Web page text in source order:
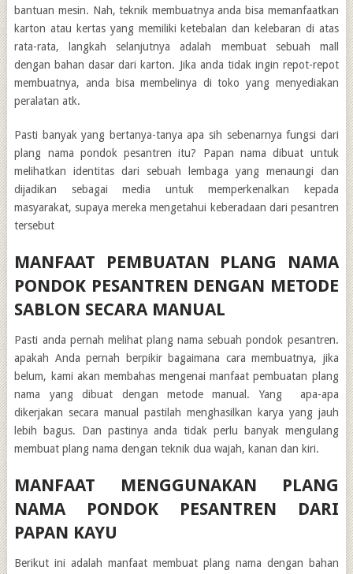
bantuan mesin. Nah, teknik membuatnya anda bisa memanfaatkan
karton atau kertas yang memiliki ketebalan dan kelebaran di atas
rata-rata, langkah selanjutnya adalah membuat sebuah mall
dengan bahan dasar dari karton. Jika anda tidak ingin repot-repot
membuatnya, anda bisa membelinya di toko yang menyediakan
peralatan atk.
Pasti banyak yang bertanya-tanya apa sih sebenarnya fungsi dari
plang nama pondok pesantren itu? Papan nama dibuat untuk
melihatkan identitas dari sebuah lembaga yang menaungi dan
dijadikan sebagai media untuk memperkenalkan kepada
masyarakat, supaya mereka mengetahui keberadaan dari pesantren
tersebut
MANFAAT PEMBUATAN PLANG NAMA
PONDOK PESANTREN DENGAN METODE
SABLON SECARA MANUAL
Pasti anda pernah melihat plang nama sebuah pondok pesantren.
apakah Anda pernah berpikir bagaimana cara membuatnya, jika
belum, kami akan membahas mengenai manfaat pembuatan plang
nama yang dibuat dengan metode manual. Yang apa-apa
dikerjakan secara manual pastilah menghasilkan karya yang jauh
lebih bagus. Dan pastinya anda tidak perlu banyak mengulang
membuat plang nama dengan teknik dua wajah, kanan dan kiri.
MANFAAT MENGGUNAKAN PLANG
NAMA PONDOK PESANTREN DARI
PAPAN KAYU
Berikut ini adalah manfaat membuat plang nama dengan bahan